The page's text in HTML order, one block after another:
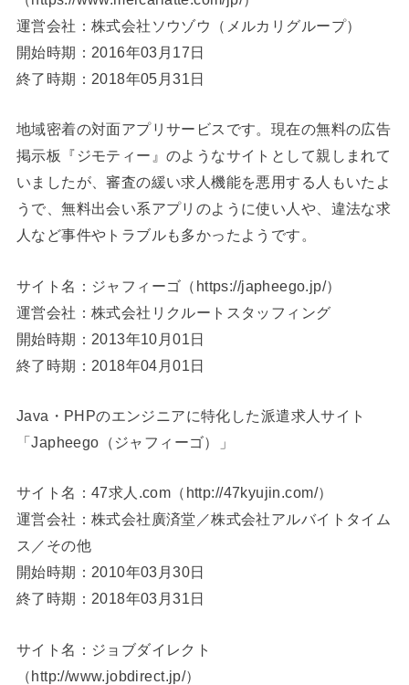
運営会社：株式会社ソウゾウ（メルカリグループ）
開始時期：2016年03月17日
終了時期：2018年05月31日
地域密着の対面アプリサービスです。現在の無料の広告
掲示板『ジモティー』のようなサイトとして親しまれて
いましたが、審査の緩い求人機能を悪用する人もいたよ
うで、無料出会い系アプリのように使い人や、違法な求
人など事件やトラブルも多かったようです。
サイト名：ジャフィーゴ（https://japheego.jp/）
運営会社：株式会社リクルートスタッフィング
開始時期：2013年10月01日
終了時期：2018年04月01日
Java・PHPのエンジニアに特化した派遣求人サイト
「Japheego（ジャフィーゴ）」
サイト名：47求人.com（http://47kyujin.com/）
運営会社：株式会社廣済堂／株式会社アルバイトタイム
ス／その他
開始時期：2010年03月30日
終了時期：2018年03月31日
サイト名：ジョブダイレクト
（http://www.jobdirect.jp/）